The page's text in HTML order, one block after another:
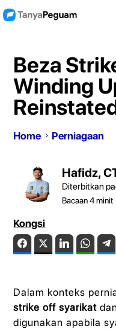
Beza
Winding
Home Perniagaan
Hafidz,
Diterbitkan
Bacaan4minit
Kongsi
FacebookTwitter LinkedIn
Dalam konteks
strike off syarikat
digunakan apabila